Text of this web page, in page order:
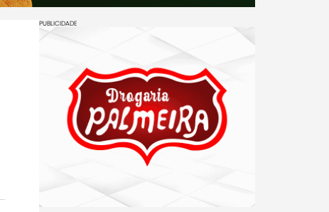
PUBLICIDADE